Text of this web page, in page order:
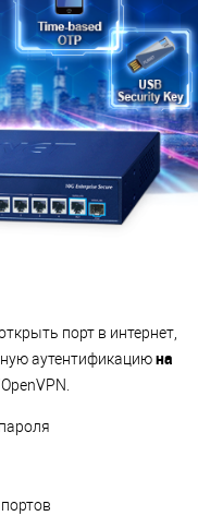
порт в интернет,
аутентификациюна